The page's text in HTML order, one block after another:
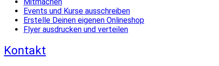
Events und Kurse ausschreiben
Erstelle Deinen eigenen Onlineshop
Flyer ausdrucken und verteilen
Kontakt